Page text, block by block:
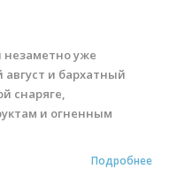
незаметно уже
и бархатный
снаряге,
и огненным
Подробнее